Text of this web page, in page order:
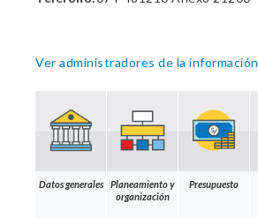
Ver administradores de la información
Datos generales
Planeamiento y
organización
Presupuesto